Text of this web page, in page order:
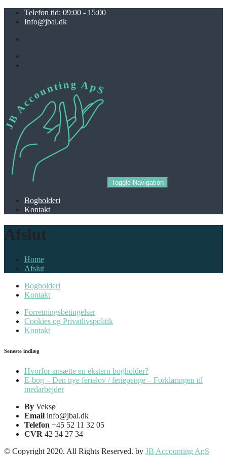
Telefon tid: 09:00 - 15:00
Info@jbal.dk
Toggle Navigation
Bogholderi
Kontakt
Afslut
Home
Afslut
Bogholderi
Kontakt
Forretningsbetingelser
Cookies og Privatlivspolitik
Kontakt
Seneste indlæg
Hvorfor ansætte en ekstern bogholder?
E-bog – Den nye ferielov / feriepenge – Forklaringen til
medarbejder
By Veksø
Email info@jbal.dk
Telefon +45 52 11 32 05
CVR 42 34 27 34
© Copyright 2020. All Rights Reserved. by JB Accounting ApS